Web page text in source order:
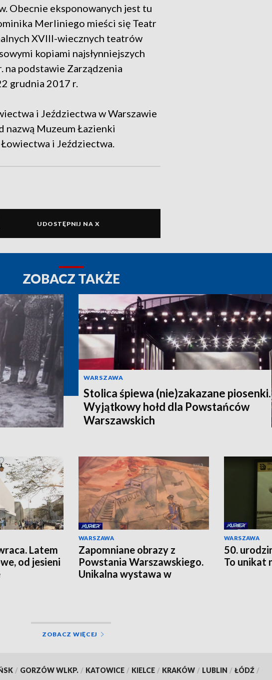
Obecnie eksponowanych jest tu
Merliniego mieści się Teatr
XVIII-wiecznych teatrów
kopiami najsłynniejszych
na podstawie Zarządzenia
grudnia 2017 r.
i Jeździectwa w Warszawie
nazwą Muzeum Łazienki
i Jeździectwa.
UDOSTĘPNIJ NA X
ZOBACZ TAKŻE
WARSZAWA
Stolica śpiewa (nie)zakazane piosenki.
Wyjątkowy hołd dla Powstańców
Warszawskich
Latem
od jesieni
WARSZAWA
Zapomniane obrazy z
Powstania Warszawskiego.
Unikalna wystawa w
WARSZAWA
50.
To unikat
ZOBACZ WIĘCEJ
/ GORZÓW WLKP. / KATOWICE / KIELCE / KRAKÓW / LUBLIN / ŁÓDŹ /